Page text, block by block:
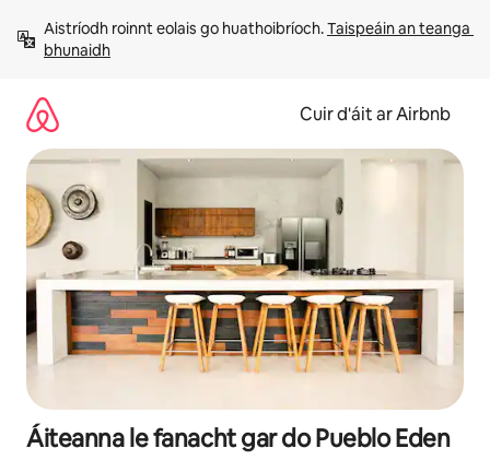
chuig
ábhar
Aistríodh roinnt eolais go huathoibríoch. Taispeáin an teanga
bhunaidh
Cuir d'áit ar Airbnb
Áiteanna le fanacht gar do Pueblo Eden